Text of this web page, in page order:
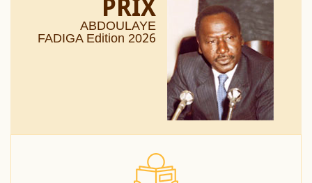
PRIX
ABDOULAYE
FADIGA Edition 2026